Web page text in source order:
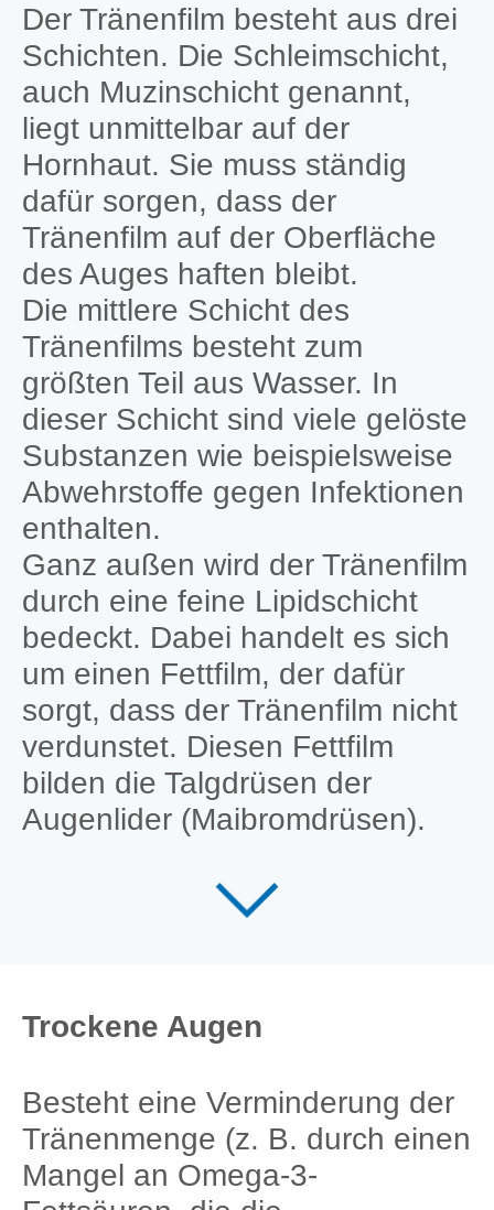
Der Tränenfilm besteht aus drei
Schichten. Die Schleimschicht,
auch Muzinschicht genannt,
liegt unmittelbar auf der
Hornhaut. Sie muss ständig
dafür sorgen, dass der
Tränenfilm auf der Oberfläche
des Auges haften bleibt.
Die mittlere Schicht des
Tränenfilms besteht zum
größten Teil aus Wasser. In
dieser Schicht sind viele gelöste
Substanzen wie beispielsweise
Abwehrstoffe gegen Infektionen
enthalten.
Ganz außen wird der Tränenfilm
durch eine feine Lipidschicht
bedeckt. Dabei handelt es sich
um einen Fettfilm, der dafür
sorgt, dass der Tränenfilm nicht
verdunstet. Diesen Fettfilm
bilden die Talgdrüsen der
Augenlider (Maibromdrüsen).
Trockene Augen
Besteht eine Verminderung der
Tränenmenge (z. B. durch einen
Mangel an Omega-3-